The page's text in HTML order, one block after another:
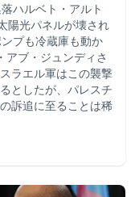
ハルベト・アルト
陽光パネルが壊され
プも冷蔵庫も動か
アブ・ジュンディさ
ラエル軍はこの襲撃
としたが、パレスチ
訴追に至ることは稀